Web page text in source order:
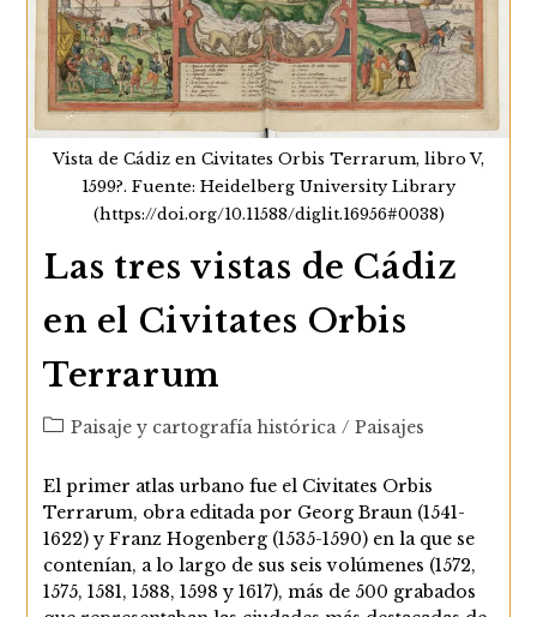
Vista de Cádiz en Civitates Orbis Terrarum, libro V,
1599?. Fuente: Heidelberg University Library
(https://doi.org/10.11588/diglit.16956#0038)
Las tres vistas de Cádiz
en el Civitates Orbis
Terrarum
Categoría
la
entrada:
Paisaje y cartografía histórica / Paisajes
El primer atlas urbano fue el Civitates Orbis
Terrarum, obra editada por Georg Braun (1541-
1622) y Franz Hogenberg (1535-1590) en la que se
contenían, a lo largo de sus seis volúmenes (1572,
1575, 1581, 1588, 1598 y 1617), más de 500 grabados